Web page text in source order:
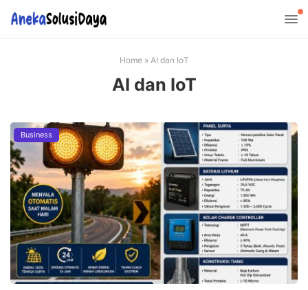
Home» AI dan IoT
AI dan IoT
Business